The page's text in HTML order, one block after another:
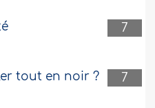
7
7
tout en noir ?